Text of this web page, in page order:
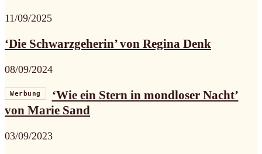
11/09/2025
‘Die Schwarzgeherin’ von Regina Denk
08/09/2024
Werbung
‘Wie ein Stern in mondloser Nacht’
von Marie Sand
03/09/2023